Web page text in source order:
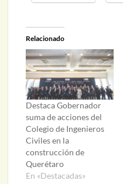
Relacionado
Destaca Gobernador
suma de acciones del
Colegio de Ingenieros
Civiles en la
construcción de
Querétaro
En «Destacadas»